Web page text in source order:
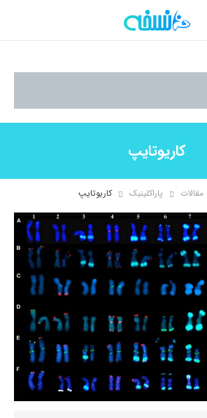
کاریوتایپ
مقالات پاراکلینیک کاریوتایپ